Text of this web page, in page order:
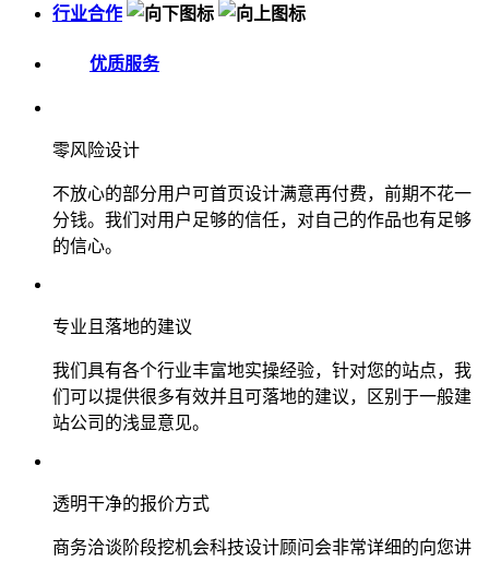
行业合作
优质服务
零风险设计
不放心的部分用户可首页设计满意再付费，前期不花一
分钱。我们对用户足够的信任，对自己的作品也有足够
的信心。
专业且落地的建议
我们具有各个行业丰富地实操经验，针对您的站点，我
们可以提供很多有效并且可落地的建议，区别于一般建
站公司的浅显意见。
透明干净的报价方式
商务洽谈阶段挖机会科技设计顾问会非常详细的向您讲